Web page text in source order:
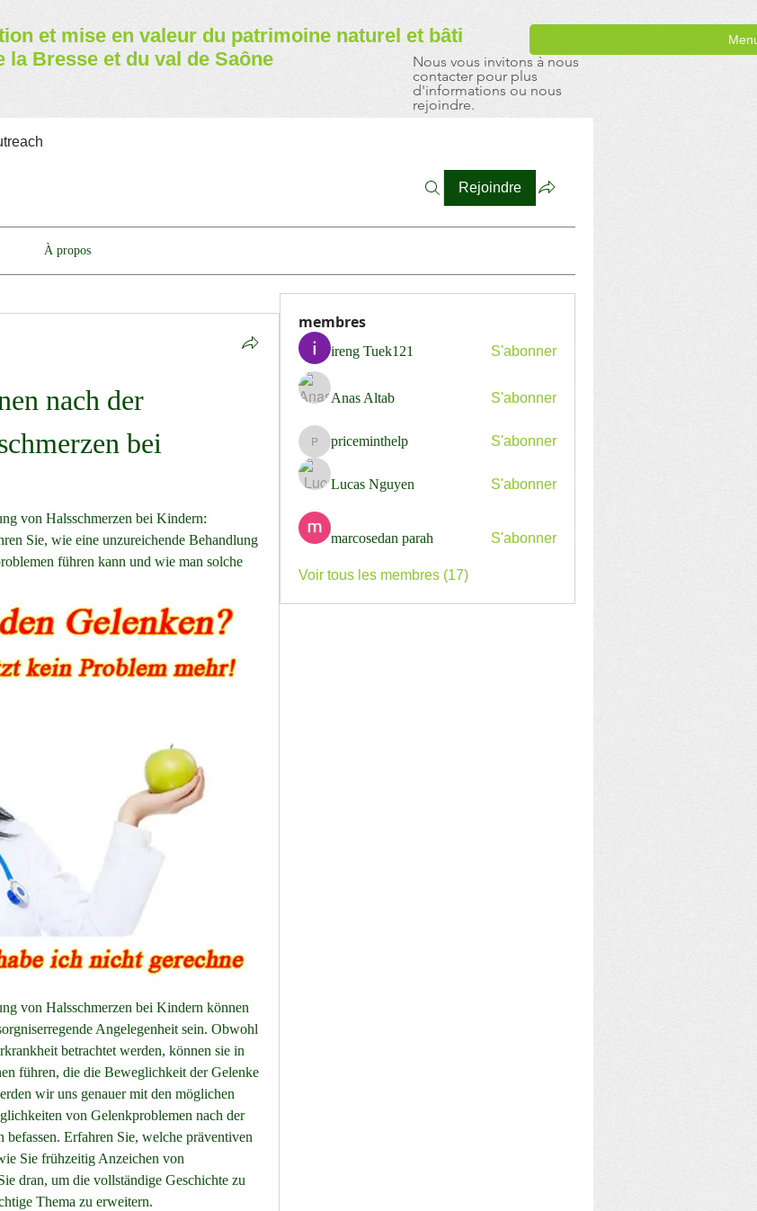
et mise en valeur du patrimoine naturel et bâti
la Bresse et du val de Saône
Nous vous invitons à nous
contacter pour plus
d'informations ou nous
rejoindre.
Rejoindre
À propos
nach der
bei
von Halsschmerzen bei Kindern:
Sie, wie eine unzureichende Behandlung
führen kann und wie man solche
von Halsschmerzen bei Kindern können
Angelegenheit sein. Obwohl
betrachtet werden, können sie in
führen, die die Beweglichkeit der Gelenke
wir uns genauer mit den möglichen
von Gelenkproblemen nach der
Erfahren Sie, welche präventiven
Sie frühzeitig Anzeichen von
dran, um die vollständige Geschichte zu
Thema zu erweitern.
membres
ireng Tuek121 S'abonner
Anas Altab S'abonner
priceminthelp
priceminthelp S'abonner
Lucas Nguyen S'abonner
marcosedan parah S'abonner
Voir tous les membres (17)